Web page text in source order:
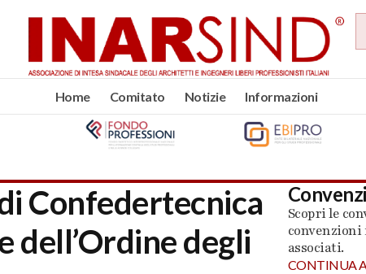
Home Comitato Notizie Informazioni
Confedertecnica
dell’Ordine degli
Scopri le
convenzioni
associati.
CONTINUA A